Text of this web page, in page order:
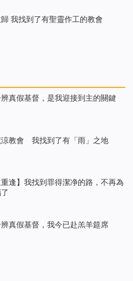
的教會
真假基督，是我迎接到主的關鍵
涼教會 我找到了有「雨」之地
重逢】我找到罪得潔净的路，不再為
真假基督，我今已赴羔羊筵席